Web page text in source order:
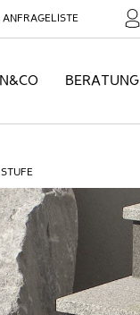
ANFRAGELISTE
BERATUNG
STUFE